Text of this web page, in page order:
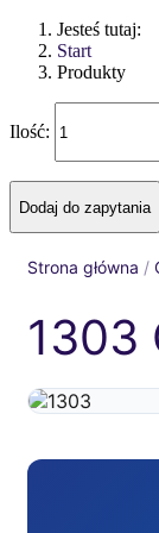
Jesteś tutaj:
Start
Produkty
Ilość:
Strona główna /
1303